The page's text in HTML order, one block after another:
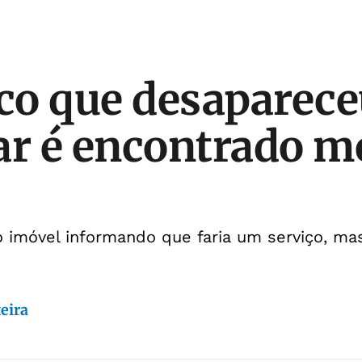
que
é encontrado
imóvel informando que faria um serviço,